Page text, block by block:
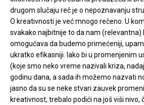
drugom slučaju reč je o nepoznavanju
O kreativnosti je već mnogo rečeno. U
svakako najbitnije to da nam (relevantna)
omogućava da budemo primećeniji,
ukratko efikasniji. Iako bi u promenjenim
(koje smo neko vreme nazivali kriza,
godinu dana, a sada ih možemo nazvati
jasno da su se neke stvari zauvek
kreativnost, trebalo podići na još viši nivo,